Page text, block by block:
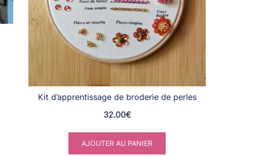
Kit d’apprentissage de broderie de perles
32.00€
AJOUTER AU PANIER